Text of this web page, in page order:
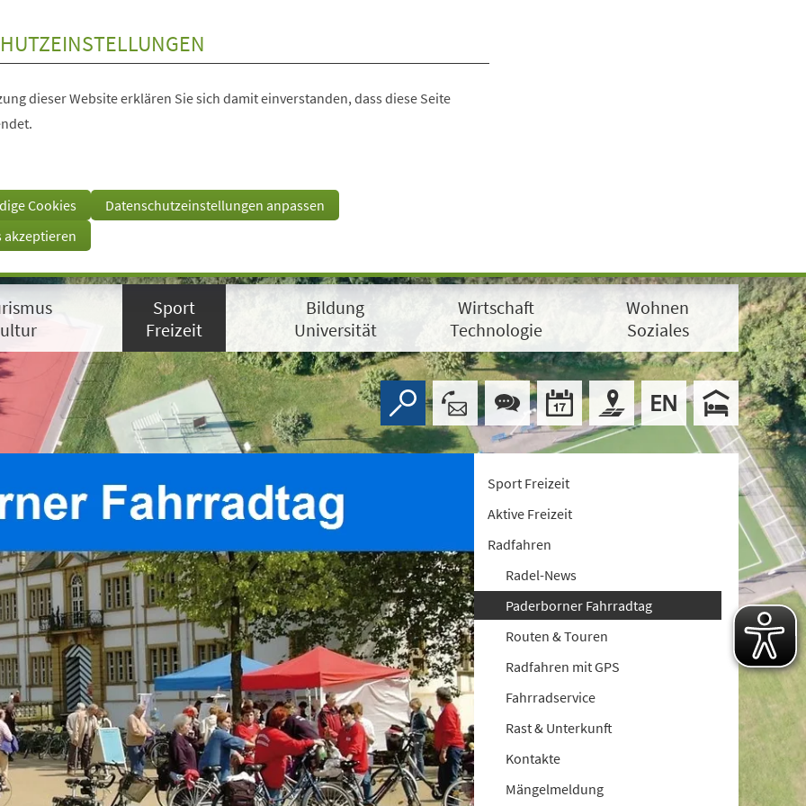
dieser Website erklären Sie sich damit einverstanden, dass diese Seite
Cookies
Datenschutzeinstellungen anpassen
akzeptieren
Sport
Freizeit
Bildung
Universität
Wirtschaft
Technologie
Wohnen
Soziales
Sport Freizeit
Aktive Freizeit
Radfahren
Radel-News
Paderborner Fahrradtag
Routen & Touren
Radfahren mit GPS
Fahrradservice
Rast & Unterkunft
Kontakte
Mängelmeldung